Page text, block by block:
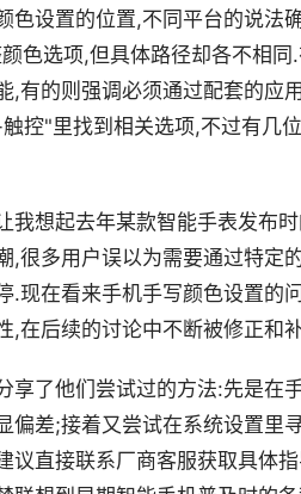
色设置的位置,不同平台的说法
色选项,但具体路径却各不相
,有的则强调必须通过配套的应
控"里找到相关选项,不过有几
我想起去年某款智能手表发布
,很多用户误以为需要通过特定
.现在看来手机手写颜色设置
,在后续的讨论中不断被修正和
享了他们尝试过的方法:先是在
偏差;接着又尝试在系统设置里
议直接联系厂商客服获取具体